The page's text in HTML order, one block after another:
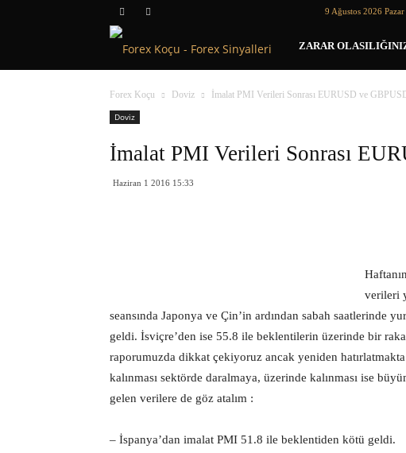
9 Ağustos 2026 Pazar
Forex
Koçu
ZARAR
Forex Koçu Doviz
İmalat PMI Verileri Sonrası EURUSD ve
Doviz
İmalat PMI Verileri Sonrası
Haziran 1 2016 15:33
verileri
seansında Japonya ve Çin’in ardından sabah
geldi. İsviçre’den ise 55.8 ile beklentilerin üzerinde bir
raporumuzda dikkat çekiyoruz ancak yeniden
kalınması sektörde daralmaya, üzerinde kalınması ise
gelen verilere de göz atalım :
– İspanya’dan imalat PMI 51.8 ile beklentiden kötü geldi.